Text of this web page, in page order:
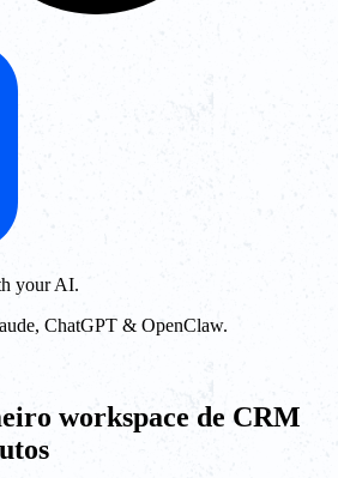
your AI.
ChatGPT & OpenClaw.
workspace de CRM